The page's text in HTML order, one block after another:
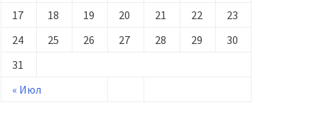
« Июл
17
18 19 20 21 22
23
24
25 26 27 28 29
30
31